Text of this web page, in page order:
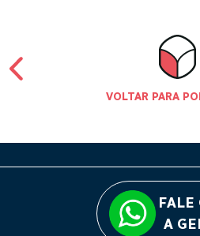
VOLTAR PARA
FALE
A